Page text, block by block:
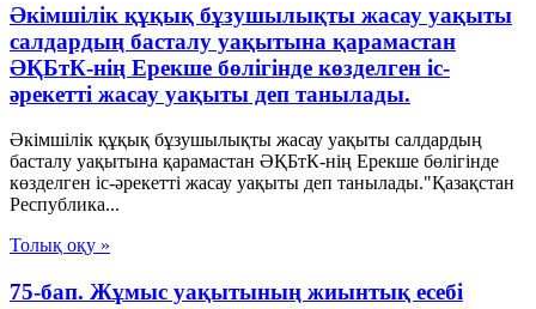
Әкімшілік құқық бұзушылықты жасау уақыты
салдардың басталу уақытына қарамастан
ӘҚБтК-нің Ерекше бөлігінде көзделген іс-
әрекетті жасау уақыты деп танылады.
Әкімшілік құқық бұзушылықты жасау уақыты салдардың
басталу уақытына қарамастан ӘҚБтК-нің Ерекше бөлігінде
көзделген іс-әрекетті жасау уақыты деп танылады."Қазақстан
Республика...
Толық оқу »
75-бап. Жұмыс уақытының жиынтық есебі